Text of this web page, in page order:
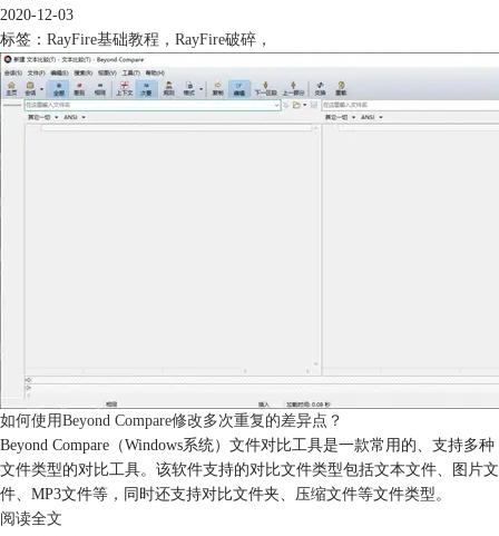
2020-12-03
标签： RayFire基础教程 ， RayFire破碎 ，
如何使用Beyond Compare修改多次重复的差异点？
Beyond Compare（Windows系统）文件对比工具是一款常用的、支持多种
文件类型的对比工具。该软件支持的对比文件类型包括文本文件、图片文
件、MP3文件等，同时还支持对比文件夹、压缩文件等文件类型。
阅读全文